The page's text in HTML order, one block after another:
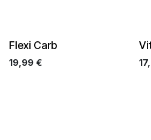
Flexi Carb
19,99 €